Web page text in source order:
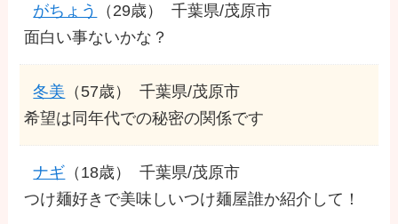
がちょう （29歳）
千葉県/茂原市
面白い事ないかな？
冬美 （57歳）
千葉県/茂原市
希望は同年代での秘密の関係です
ナギ （18歳）
千葉県/茂原市
つけ麺好きで美味しいつけ麺屋誰か紹介して！